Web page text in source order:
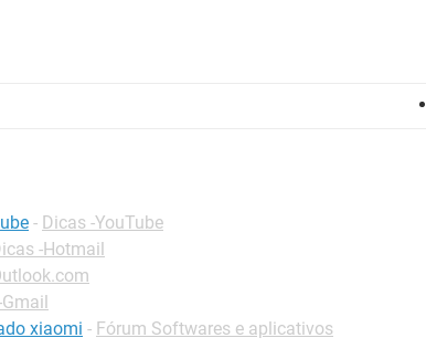
- Dicas -YouTube
-Hotmail
xiaomi - Fórum Softwares e aplicativos